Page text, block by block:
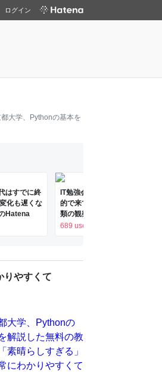
ログイン
都大学、Pythonの基本を
はすでに終
化も遅くな
Hatena
IT勉強会の懇親会に飲食目
的で来ていると疑われる人
類の観察 - 積極的にメモっ
ていく姿勢
689 users
りやすくて